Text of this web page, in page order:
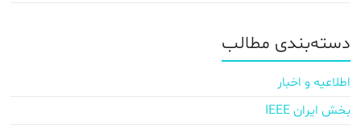
دسته‌بندی مطالب
اطلاعیه و اخبار
بخش ایران IEEE